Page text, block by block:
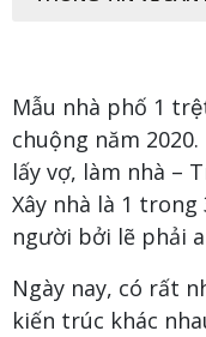
Mẫu nhà phố 1
chuộng năm
lấy vợ, làm nhà –
Xây nhà là 1
người bởi lẽ phải
Ngày nay, có rất
kiến trúc khác